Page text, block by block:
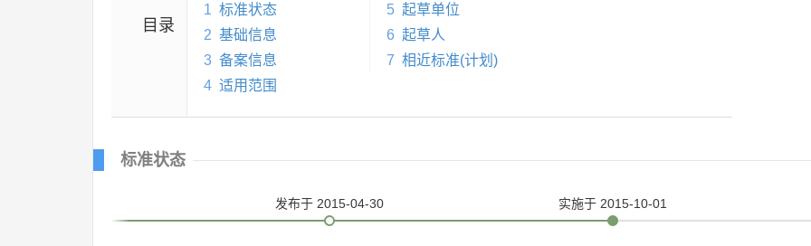
目录
1 标准状态
2 基础信息
3 备案信息
4 适用范围
5 起草单位
6 起草人
7 相近标准(计划)
标准状态
发布于 2015-04-30 实施于 2015-10-01